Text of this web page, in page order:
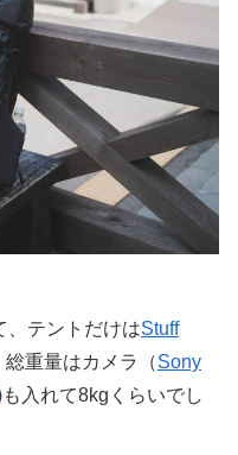
、テントだけはStuff
重量はカメラ（Sony
入れて8kgくらいでし